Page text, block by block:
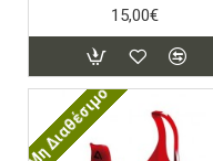
15,00€
Μη Διαθέσιμο